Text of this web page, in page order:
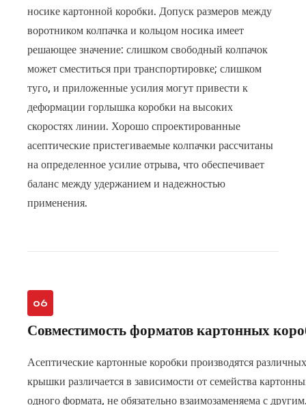
носике картонной коробки. Допуск размеров между
воротником колпачка и кольцом носика имеет
решающее значение: слишком свободный колпачок
может сместиться при транспортировке; слишком
туго, и приложенные усилия могут привести к
деформации горлышка коробки на высоких
скоростях линии. Хорошо спроектированные
асептические пристегиваемые колпачки рассчитаны
на определенное усилие отрыва, что обеспечивает
баланс между удержанием и надежностью
применения.
06
Совместимость форматов картонных
Асептические картонные коробки производятся
крышки различается в зависимости от семейства
одного формата, не обязательно взаимозаменяема с